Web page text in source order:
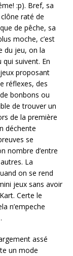
:p). Bref, sa
raté de
de pêche, sa
moche, c’est
du jeu, on la
suivent. En
proposant
réflexes, des
bonbons ou
de trouver un
de la première
déchente
se
nombre d’entre
La
on se rend
jeux sans avoir
Certe le
n’empeche
assé
un mode